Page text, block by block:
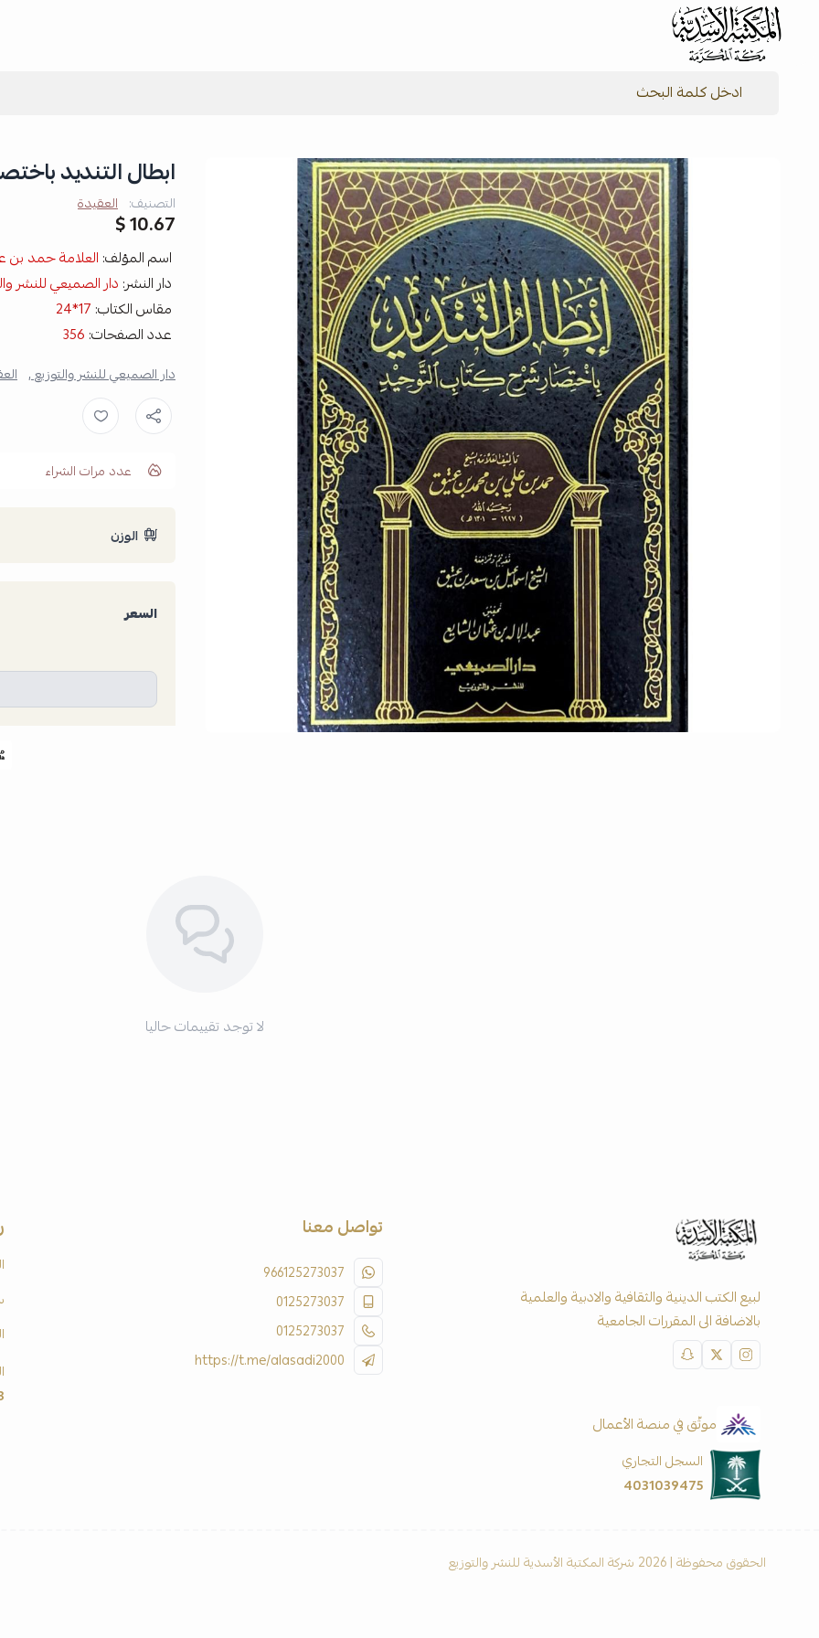
شركة المكتبة الأسدية للنشر والتوزيع
ابطال التنديد
التصنيف: العقيدة
10.67 $
اسم المؤلف: العلامة حمد بن
دار النشر: دار الصميعي للنشر
مقاس الكتاب: 17*24
عدد الصفحات: 356
دار الصميعي للنشر والتوزيع ,
عدد مرات الشراء
الوزن
السعر
لا توجد تقييمات حاليا
لبيع الكتب الدينية والثقافية والادبية والعلمية
بالاضافة الى المقررات الجامعية
موثّق في منصة الأعمال
السجل التجاري
4031039475
تواصل معنا
966125273037
0125273037
0125273037
https://t.me/alasadi2000
الحقوق محفوظة | 2026 شركة المكتبة الأسدية للنشر والتوزيع